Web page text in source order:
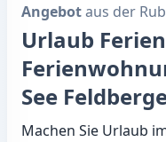
Angebotaus der
Urlaub
See
Machen Sie Urlaub